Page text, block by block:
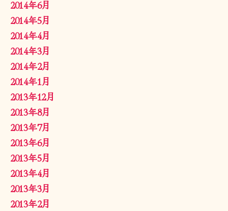
2014年6月
2014年5月
2014年4月
2014年3月
2014年2月
2014年1月
2013年12月
2013年8月
2013年7月
2013年6月
2013年5月
2013年4月
2013年3月
2013年2月